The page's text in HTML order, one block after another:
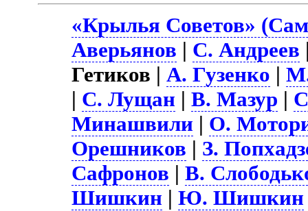
«Крылья Советов»
Аверьянов | С. Андреев
Гетиков |А. Гузенко |
| С. Лущан |В. Мазур |
Минашвили | О.
Орешников | З.
Сафронов |В.
Шишкин |Ю. Шишкин